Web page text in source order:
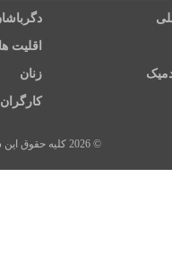
اقلیت
زنان
کارگران
© 2026 کلیه حقوق این سایت متعلق به خبرگزاری هرانا، ارگان خبری مجموعه فعالان حقوق بشر در ایران است